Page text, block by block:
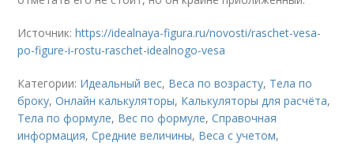
Источник:https://idealnaya-figura.ru/novosti/raschet-vesa-
po-figure-i-rostu-raschet-idealnogo-vesa
Категории: Идеальный вес, Веса по возрасту, Тела по
броку,Онлайн калькуляторы, Калькуляторы для расчёта,
Тела по формуле, Вес по формуле,Справочная
информация,Средние величины, Веса с учетом,